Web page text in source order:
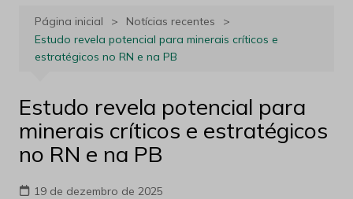
Página inicial
Notícias recentes
Estudo revela potencial para minerais críticos e
estratégicos no RN e na PB
Estudo revela potencial para
minerais críticos e estratégicos
no RN e na PB
19 de dezembro de 2025